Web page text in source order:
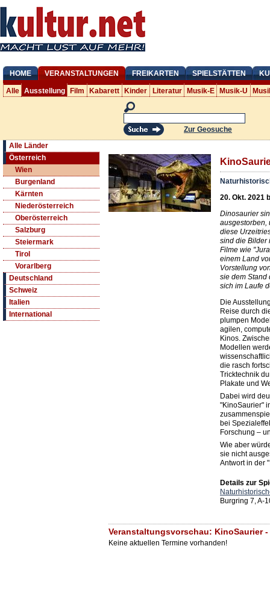
HOME VERANSTALTUNGEN FREIKARTEN SPIELSTÄTTEN
Alle Ausstellung Film Kabarett Kinder Literatur Musik-E Musik-U
Zur Geosuche
Alle Länder
Österreich
Wien
Burgenland
Kärnten
Niederösterreich
Oberösterreich
Salzburg
Steiermark
Tirol
Vorarlberg
Deutschland
Schweiz
Italien
International
20. Okt. 2021
Dinosaurier
ausgestorben,
diese
sind die Bilder
Filme wie
einem Land
Vorstellung
sie dem Stand
sich im Laufe
Die
Reise durch
plumpen
agilen,
Kinos.
Modellen
die rasch
Tricktechnik
Plakate und
Dabei wird
"KinoSaurier"
bei
Forschung –
Wie aber
sie nicht
Antwort in der
Details zur
Burgring 7, A-
Veranstaltungsvorschau: KinoSaurier
Keine aktuellen Termine vorhanden!